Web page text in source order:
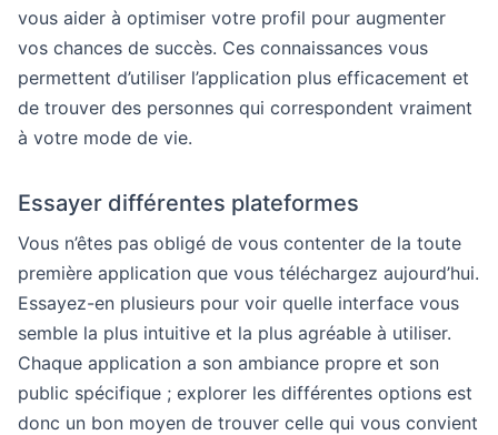
vous aider à optimiser votre profil pour augmenter
vos chances de succès. Ces connaissances vous
permettent d’utiliser l’application plus efficacement et
de trouver des personnes qui correspondent vraiment
à votre mode de vie.
Essayer différentes plateformes
Vous n’êtes pas obligé de vous contenter de la toute
première application que vous téléchargez aujourd’hui.
Essayez-en plusieurs pour voir quelle interface vous
semble la plus intuitive et la plus agréable à utiliser.
Chaque application a son ambiance propre et son
public spécifique ; explorer les différentes options est
donc un bon moyen de trouver celle qui vous convient